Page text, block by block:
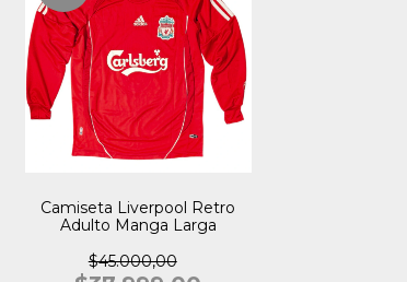
Camiseta Liverpool Retro
Adulto Manga Larga
$45.000,00